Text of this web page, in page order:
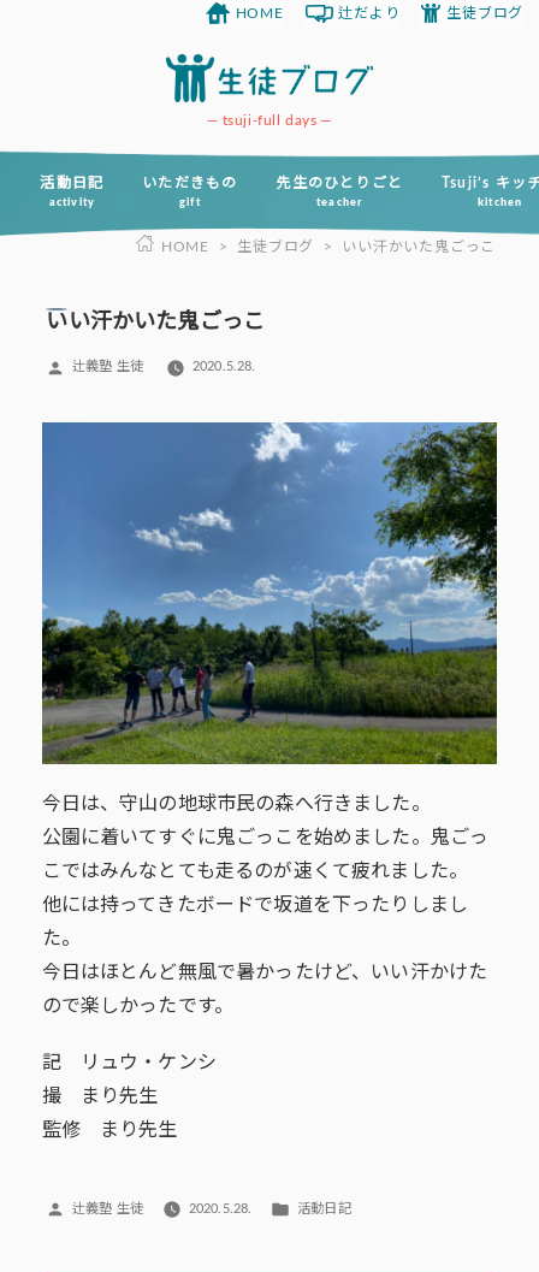
ツ
tsuji-full days
活動日記
activity
いただきもの
gift
先生のひとりごと
teacher
Tsuji’s キッ
kitchen
HOME 辻だより 生徒ブログ
HOME > 生徒ブログ > いい汗かいた鬼ごっこ
いい汗かいた鬼ごっこ
投
辻義塾 生徒 2020.5.28.
今日は、守山の地球市民の森へ行きました。
公園に着いてすぐに鬼ごっこを始めました。鬼ごっ
こではみんなとても走るのが速くて疲れました。
他には持ってきたボードで坂道を下ったりしまし
た。
今日はほとんど無風で暑かったけど、いい汗かけた
ので楽しかったです。
記 リュウ・ケンシ
撮 まり先生
監修 まり先生
投
辻義塾 生徒 2020.5.28.
カ
活動日記